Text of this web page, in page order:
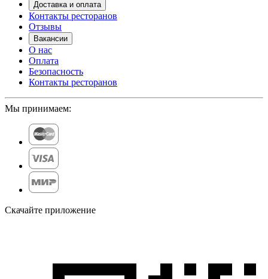
Доставка и оплата
Контакты ресторанов
Отзывы
Вакансии
О нас
Оплата
Безопасность
Контакты ресторанов
Мы принимаем:
Скачайте приложение